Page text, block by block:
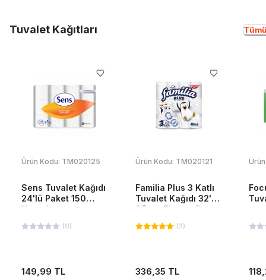
Tuvalet Kağıtları
Ürün Kodu: TM020125
Sens Tuvalet Kağıdı
24'lü Paket 150
Yaprak
(0)
149,99 TL
Ürün Kodu: TM020121
Familia Plus 3 Katlı
Tuvalet Kağıdı 32'li
Süper Ekonomik
(2)
336,35 TL